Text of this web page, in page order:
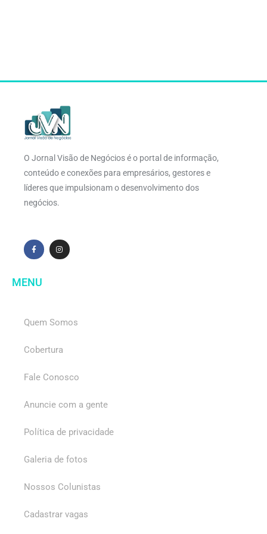
O Jornal Visão de Negócios é o portal de informação,
conteúdo e conexões para empresários, gestores e
líderes que impulsionam o desenvolvimento dos
negócios.
MENU
Quem Somos
Cobertura
Fale Conosco
Anuncie com a gente
Política de privacidade
Galeria de fotos
Nossos Colunistas
Cadastrar vagas